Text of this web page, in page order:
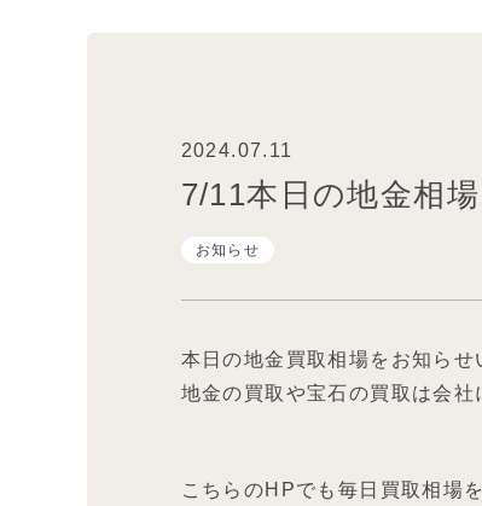
2024.07.11
7/11本日の地金相
お知らせ
本日の地金買取相場をお知らせ
地金の買取や宝石の買取は会社
こちらのHPでも毎日買取相場